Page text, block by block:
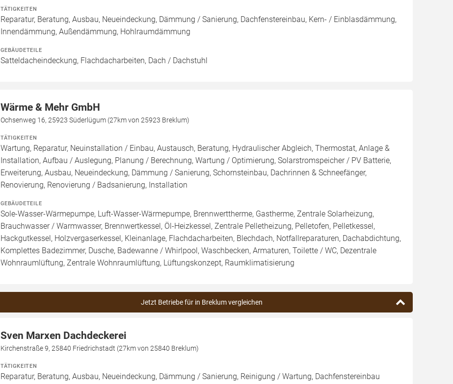
TÄTIGKEITEN
Reparatur, Beratung, Ausbau, Neueindeckung, Dämmung / Sanierung, Dachfenstereinbau, Kern- / Einblasdämmung,
Innendämmung, Außendämmung, Hohlraumdämmung
GEBÄUDETEILE
Satteldacheindeckung, Flachdacharbeiten, Dach / Dachstuhl
Wärme & Mehr GmbH
Ochsenweg 16, 25923 Süderlügum (27km von 25923 Breklum)
TÄTIGKEITEN
Wartung, Reparatur, Neuinstallation / Einbau, Austausch, Beratung, Hydraulischer Abgleich, Thermostat, Anlage &
Installation, Aufbau / Auslegung, Planung / Berechnung, Wartung / Optimierung, Solarstromspeicher / PV Batterie,
Erweiterung, Ausbau, Neueindeckung, Dämmung / Sanierung, Schornsteinbau, Dachrinnen & Schneefänger,
Renovierung, Renovierung / Badsanierung, Installation
GEBÄUDETEILE
Sole-Wasser-Wärmepumpe, Luft-Wasser-Wärmepumpe, Brennwerttherme, Gastherme, Zentrale Solarheizung,
Brauchwasser / Warmwasser, Brennwertkessel, Öl-Heizkessel, Zentrale Pelletheizung, Pelletofen, Pelletkessel,
Hackgutkessel, Holzvergaserkessel, Kleinanlage, Flachdacharbeiten, Blechdach, Notfallreparaturen, Dachabdichtung,
Komplettes Badezimmer, Dusche, Badewanne / Whirlpool, Waschbecken, Armaturen, Toilette / WC, Dezentrale
Wohnraumlüftung, Zentrale Wohnraumlüftung, Lüftungskonzept, Raumklimatisierung
Jetzt Betriebe für in Breklum vergleichen
Sven Marxen Dachdeckerei
Kirchenstraße 9, 25840 Friedrichstadt (27km von 25840 Breklum)
TÄTIGKEITEN
Reparatur, Beratung, Ausbau, Neueindeckung, Dämmung / Sanierung, Reinigung / Wartung, Dachfenstereinbau